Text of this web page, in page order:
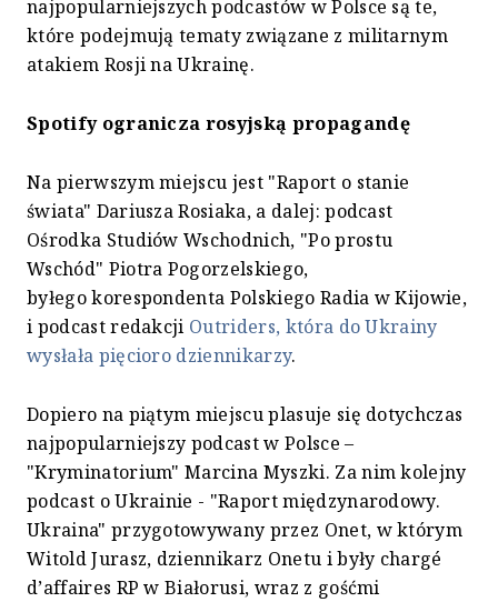
najpopularniejszych podcastów w Polsce są te,
które podejmują tematy związane z militarnym
atakiem Rosji na Ukrainę.
Spotify ogranicza rosyjską propagandę
Na pierwszym miejscu jest "Raport o stanie
świata" Dariusza Rosiaka, a dalej: podcast
Ośrodka Studiów Wschodnich, "Po prostu
Wschód" Piotra Pogorzelskiego,
byłego korespondenta Polskiego Radia w Kijowie,
i podcast redakcji Outriders, która do Ukrainy
wysłała pięcioro dziennikarzy.
Dopiero na piątym miejscu plasuje się dotychczas
najpopularniejszy podcast w Polsce –
"Kryminatorium" Marcina Myszki. Za nim kolejny
podcast o Ukrainie - "Raport międzynarodowy.
Ukraina" przygotowywany przez Onet, w którym
Witold Jurasz, dziennikarz Onetu i były chargé
d’affaires RP w Białorusi, wraz z gośćmi